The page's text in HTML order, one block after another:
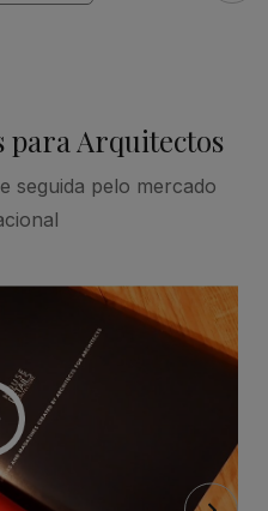
para Arquitectos
seguida pelo mercado